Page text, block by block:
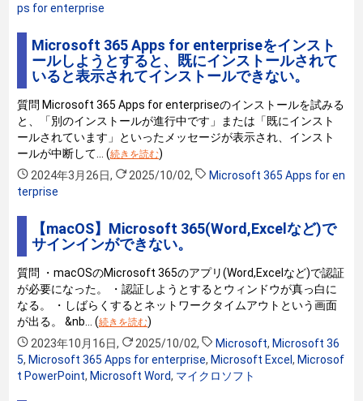
ps for enterprise
Microsoft 365 Apps for enterpriseをインスト
ールしようとすると、既にインストールされて
いると表示されてインストールできない。
質問 Microsoft 365 Apps for enterpriseのインストールを試みる
と、「別のインストールが進行中です」または「既にインスト
ールされています」といったメッセージが表示され、インスト
ールが中断して… (続きを読む)
2024年3月26日, 2025/10/02,
Microsoft 365 Apps for en
terprise
【macOS】Microsoft 365(Word,Excelなど)で
サインインができない。
質問 ・macOSのMicrosoft 365のアプリ(Word,Excelなど)で認証
が必要になった。 ・認証しようとするとウィンドウが真っ白に
なる。 ・しばらくするとネットワークタイムアウトという画面
が出る。 &nb… (続きを読む)
2023年10月16日, 2025/10/02, Microsoft, Microsoft 36
5, Microsoft 365 Apps for enterprise, Microsoft Excel, Microsof
t PowerPoint, Microsoft Word, マイクロソフト